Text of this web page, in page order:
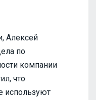
Алексей
по
компании
что
используют